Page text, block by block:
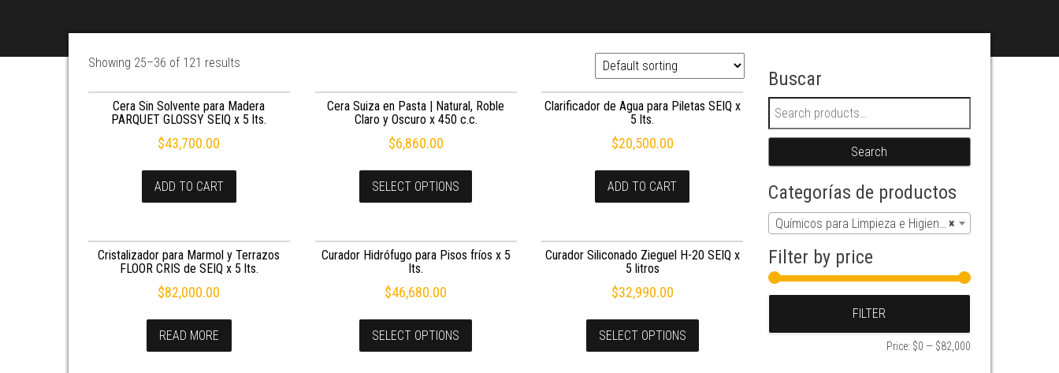
Showing 25–36 of 121 results
Cera Sin Solvente para Madera
PARQUET GLOSSY SEIQ x 5 lts.
$43,700.00
ADD TO CART
Cera Suiza en Pasta | Natural, Roble
Claro y Oscuro x 450 c.c.
$6,860.00
SELECT OPTIONS
Clarificador de Agua para Piletas SEIQ x
5 lts.
$20,500.00
ADD TO CART
Cristalizador para Marmol y Terrazos
FLOOR CRIS de SEIQ x 5 lts.
$82,000.00
READ MORE
Curador Hidrófugo para Pisos fríos x 5
lts.
$46,680.00
SELECT OPTIONS
Curador Siliconado Zieguel H-20 SEIQ x
5 litros
$32,990.00
SELECT OPTIONS
Buscar
Search for:
Search
Categorías de productos
×
Químicos para Limpieza e Higiene (121)
Filter by price
FILTER
Price: $0 — $82,000